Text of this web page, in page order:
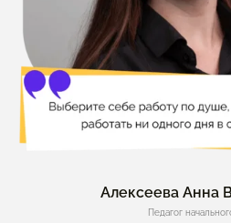
Алексеева Анна
Педагог